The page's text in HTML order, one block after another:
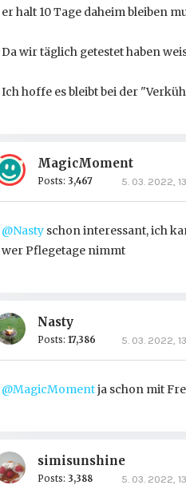
er halt 10 Tage daheim bleiben
Da wir täglich getestet haben
Ich hoffe es bleibt bei der
MagicMoment
Posts: 3,467 5. 03. 2022,
@Nastyschon interessant, ich
wer Pflegetage nimmt
Nasty
Posts: 17,386 5. 03. 2022,
@MagicMomentja schon mit
simisunshine
Posts: 3,388 5. 03. 2022,